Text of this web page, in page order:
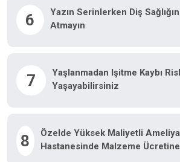
6
Yazın Serinlerken Diş
Atmayın
7
Yaşlanmadan Işitme Kaybı
Yaşayabilirsiniz
8
Özelde Yüksek Maliyetli
Hastanesinde Malzeme Ücretine